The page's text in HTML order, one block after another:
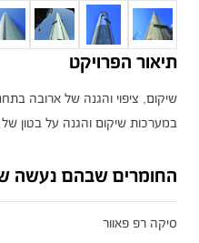
תיאור הפרויקט
שיקום, ציפוי והגנה של ארובה
במערכות שיקום והגנה על בטון של Sika.
החומרים שבהם נעשה
סיקה רפ פאוור